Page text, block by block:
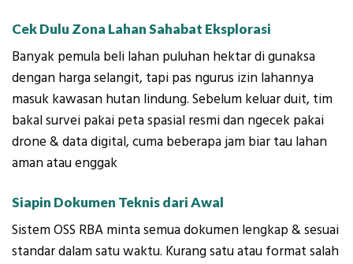
Cek Dulu Zona Lahan Sahabat Eksplorasi
Banyak pemula beli lahan puluhan hektar di gunaksa
dengan harga selangit, tapi pas ngurus izin lahannya
masuk kawasan hutan lindung. Sebelum keluar duit, tim
bakal survei pakai peta spasial resmi dan ngecek pakai
drone & data digital, cuma beberapa jam biar tau lahan
aman atau enggak
Siapin Dokumen Teknis dari Awal
Sistem OSS RBA minta semua dokumen lengkap & sesuai
standar dalam satu waktu. Kurang satu atau format salah